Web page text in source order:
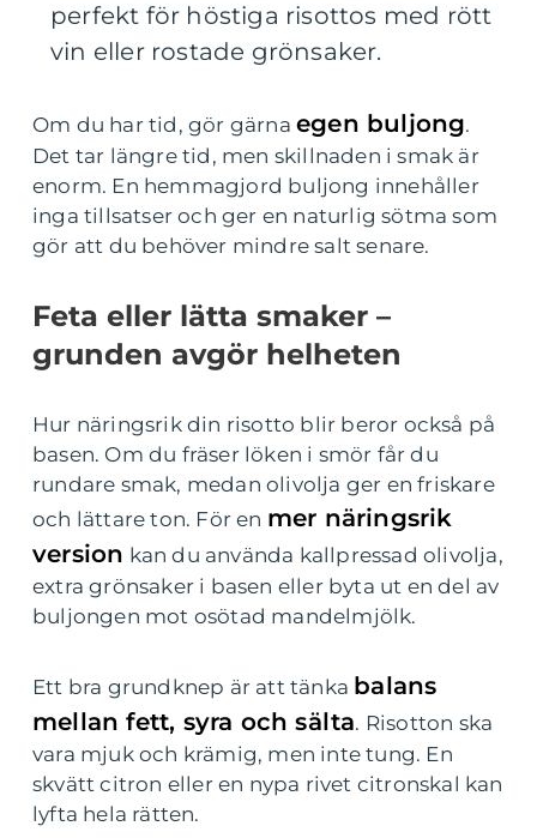
perfekt för höstiga risottos med rött
vin eller rostade grönsaker.
Om du har tid, gör gärna egen buljong.
Det tar längre tid, men skillnaden i smak är
enorm. En hemmagjord buljong innehåller
inga tillsatser och ger en naturlig sötma som
gör att du behöver mindre salt senare.
Feta eller lätta smaker –
grunden avgör helheten
Hur näringsrik din risotto blir beror också på
basen. Om du fräser löken i smör får du
rundare smak, medan olivolja ger en friskare
och lättare ton. För en mer näringsrik
version kan du använda kallpressad olivolja,
extra grönsaker i basen eller byta ut en del av
buljongen mot osötad mandelmjölk.
Ett bra grundknep är att tänka balans
mellan fett, syra och sälta. Risotton ska
vara mjuk och krämig, men inte tung. En
skvätt citron eller en nypa rivet citronskal kan
lyfta hela rätten.